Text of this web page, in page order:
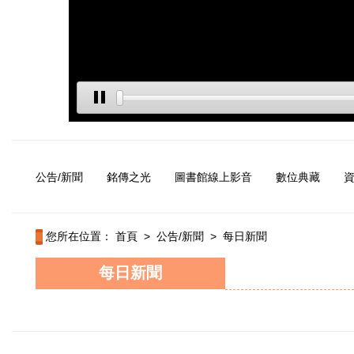
公告/新聞 銘傳之光 圖書館線上影音 數位典藏
您所在位置： 首頁 > 公告/新聞 > 每日新聞
每日新聞